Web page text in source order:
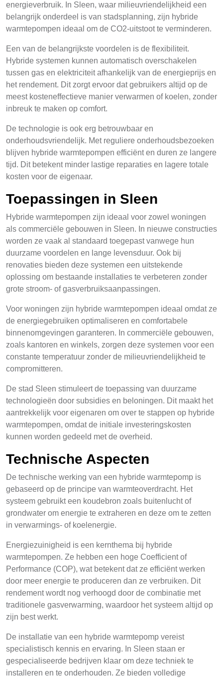
energieverbruik. In Sleen, waar milieuvriendelijkheid een
belangrijk onderdeel is van stadsplanning, zijn hybride
warmtepompen ideaal om de CO2-uitstoot te verminderen.
Een van de belangrijkste voordelen is de flexibiliteit.
Hybride systemen kunnen automatisch overschakelen
tussen gas en elektriciteit afhankelijk van de energieprijs en
het rendement. Dit zorgt ervoor dat gebruikers altijd op de
meest kosteneffectieve manier verwarmen of koelen, zonder
inbreuk te maken op comfort.
De technologie is ook erg betrouwbaar en
onderhoudsvriendelijk. Met reguliere onderhoudsbezoeken
blijven hybride warmtepompen efficiënt en duren ze langere
tijd. Dit betekent minder lastige reparaties en lagere totale
kosten voor de eigenaar.
Toepassingen in Sleen
Hybride warmtepompen zijn ideaal voor zowel woningen
als commerciële gebouwen in Sleen. In nieuwe constructies
worden ze vaak al standaard toegepast vanwege hun
duurzame voordelen en lange levensduur. Ook bij
renovaties bieden deze systemen een uitstekende
oplossing om bestaande installaties te verbeteren zonder
grote stroom- of gasverbruiksaanpassingen.
Voor woningen zijn hybride warmtepompen ideaal omdat ze
de energiegebruiken optimaliseren en comfortabele
binnenomgevingen garanteren. In commerciële gebouwen,
zoals kantoren en winkels, zorgen deze systemen voor een
constante temperatuur zonder de milieuvriendelijkheid te
compromitteren.
De stad Sleen stimuleert de toepassing van duurzame
technologieën door subsidies en beloningen. Dit maakt het
aantrekkelijk voor eigenaren om over te stappen op hybride
warmtepompen, omdat de initiale investeringskosten
kunnen worden gedeeld met de overheid.
Technische Aspecten
De technische werking van een hybride warmtepomp is
gebaseerd op de principe van warmteoverdracht. Het
systeem gebruikt een koudebron zoals buitenlucht of
grondwater om energie te extraheren en deze om te zetten
in verwarmings- of koelenergie.
Energiezuinigheid is een kernthema bij hybride
warmtepompen. Ze hebben een hoge Coefficient of
Performance (COP), wat betekent dat ze efficiënt werken
door meer energie te produceren dan ze verbruiken. Dit
rendement wordt nog verhoogd door de combinatie met
traditionele gasverwarming, waardoor het systeem altijd op
zijn best werkt.
De installatie van een hybride warmtepomp vereist
specialistisch kennis en ervaring. In Sleen staan er
gespecialiseerde bedrijven klaar om deze techniek te
installeren en te onderhouden. Ze bieden volledige